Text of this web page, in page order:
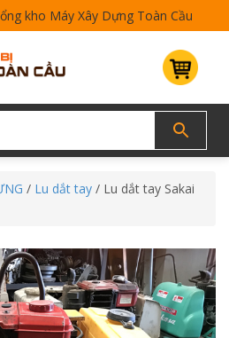
kho Máy Xây Dựng Toàn Cầu
/ Lu dắt tay / Lu dắt tay Sakai